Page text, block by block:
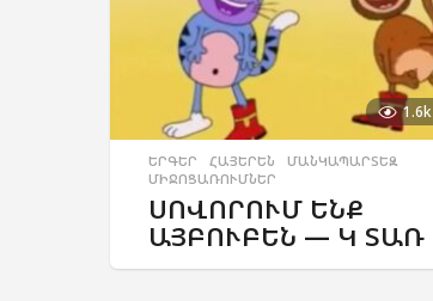
1.6k
ԵՐԳԵՐ ,ՀԱՅԵՐԵՆ ,ՄԱՆԿԱՊԱՐՏԵԶ
ՄԻՋՈՑԱՌՈՒՄՆԵՐ
ՍՈՎՈՐՈՒՄ ԵՆՔ
ԱՅԲՈՒԲԵՆ — Կ ՏԱՌ